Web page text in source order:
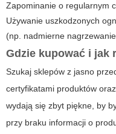
Zapominanie o regularnym
Używanie uszkodzonych
(np. nadmierne
Gdzie kupować i jak
Szukaj sklepów z jasno
certyfikatami produktów
wydają się zbyt piękne, by
przy braku informacji o